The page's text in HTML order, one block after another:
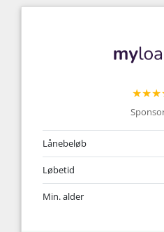
Lånebeløb
Løbetid
Min. alder